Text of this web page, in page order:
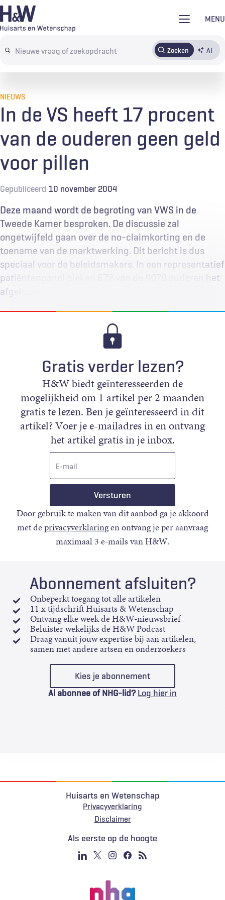
Overslaan
en
de
MENU
Search
terms
Zoeken AI
AbonnerenTijdschrift Inloggen
NIEUWS
In de VS heeft 17 procent
van de ouderen geen geld
voor pillen
Gepubliceerd 10 november 2004
Deze maand wordt de begroting van VWS in de
Tweede Kamer besproken. De discussie zal
ongetwijfeld gaan over de no-claimkorting en de
toename van de marktwerking. Dit bericht is dus
speciaal voor de beleidsmakers. In een representatief
patiëntenpanel bleken 672 van de 4079 ouderen het
afgelopen…
Gratis verder lezen?
H&W biedt geïnteresseerden de
mogelijkheid om 1 artikel per 2 maanden
gratis te lezen. Ben je geïnteresseerd in dit
artikel? Voer je e-mailadres in en ontvang
het artikel gratis in je inbox.
Door gebruik te maken van dit aanbod ga je akkoord
met deprivacyverklaringen ontvang je per aanvraag
maximaal 3 e-mails van H&W.
Abonnement afsluiten?
Onbeperkt toegang tot alle artikelen
11 x tijdschrift Huisarts & Wetenschap
Ontvang elke week de H&W-nieuwsbrief
Beluister wekelijks de H&W Podcast
Draag vanuit jouw expertise bij aan artikelen,
samen met andere artsen en onderzoekers
Kies je abonnement
Al abonnee of NHG-lid? Log hier in
Huisarts en Wetenschap
Privacyverklaring
Voet
Disclaimer
Als eerste op de hoogte